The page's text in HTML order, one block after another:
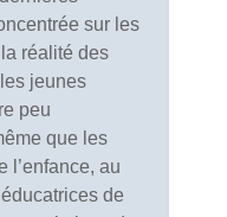
sur les
réalité des
jeunes
peu
que les
l’enfance, au
de